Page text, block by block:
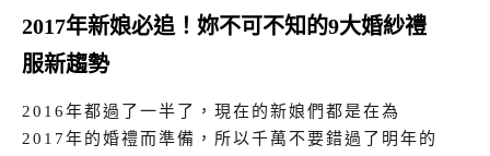
2017年新娘必追！妳不可不知的9大婚紗禮
服新趨勢
2016年都過了一半了，現在的新娘們都是在為
2017年的婚禮而準備，所以千萬不要錯過了明年的